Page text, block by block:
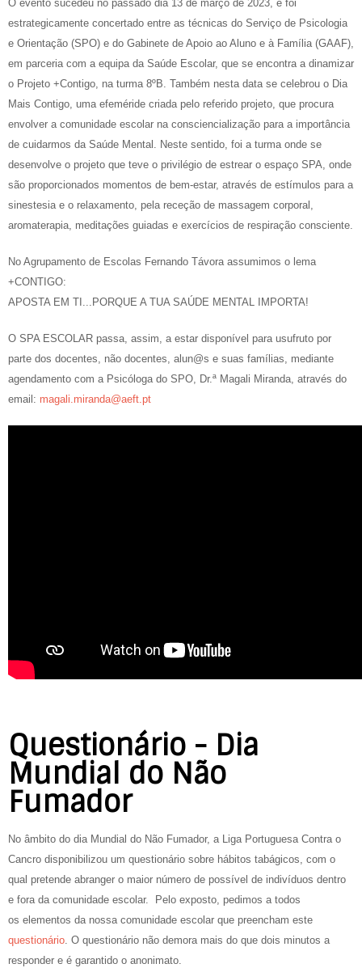
O evento sucedeu no passado dia 13 de março de 2023, e foi
estrategicamente concertado entre as técnicas do Serviço de Psicologia
e Orientação (SPO) e do Gabinete de Apoio ao Aluno e à Família (GAAF),
em parceria com a equipa da Saúde Escolar, que se encontra a dinamizar
o Projeto +Contigo, na turma 8ºB. Também nesta data se celebrou o Dia
Mais Contigo, uma efeméride criada pelo referido projeto, que procura
envolver a comunidade escolar na consciencialização para a importância
de cuidarmos da Saúde Mental. Neste sentido, foi a turma onde se
desenvolve o projeto que teve o privilégio de estrear o espaço SPA, onde
são proporcionados momentos de bem-estar, através de estímulos para a
sinestesia e o relaxamento, pela receção de massagem corporal,
aromaterapia, meditações guiadas e exercícios de respiração consciente.
No Agrupamento de Escolas Fernando Távora assumimos o lema
+CONTIGO:
APOSTA EM TI...PORQUE A TUA SAÚDE MENTAL IMPORTA!
O SPA ESCOLAR passa, assim, a estar disponível para usufruto por
parte dos docentes, não docentes, alun@s e suas famílias, mediante
agendamento com a Psicóloga do SPO, Dr.ª Magali Miranda, através do
email: magali.miranda@aeft.pt
Questionário - Dia
Mundial do Não
Fumador
No âmbito do dia Mundial do Não Fumador, a Liga Portuguesa Contra o
Cancro disponibilizou um questionário sobre hábitos tabágicos, com o
qual pretende abranger o maior número de possível de indivíduos dentro
e fora da comunidade escolar. Pelo exposto, pedimos a todos
os elementos da nossa comunidade escolar que preencham este
questionário . O questionário não demora mais do que dois minutos a
responder e é garantido o anonimato.